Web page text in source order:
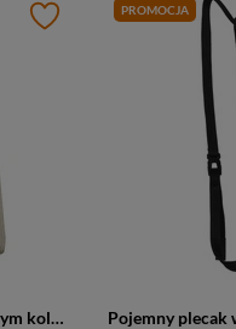
Duży shopper damski w beżowo-czarnym kolorze wykonany z włókna pomialidowego i skóry ekologicznej - Rovicky
PROMOCJA